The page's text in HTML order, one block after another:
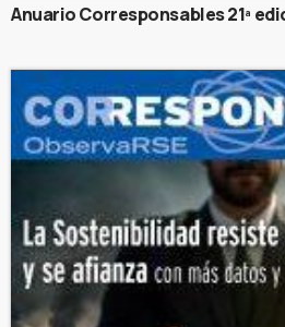
Anuario Corresponsables 21ª